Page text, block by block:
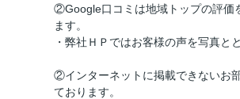
②Google口コミは地域トップの評価
ます。
・弊社ＨＰではお客様の声を写真と
②インターネットに掲載できないお
ております。